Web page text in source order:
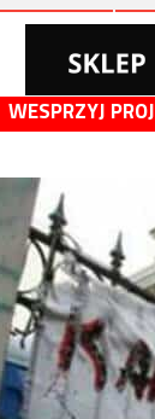
WESPRZYJ